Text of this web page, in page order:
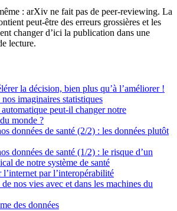
: arXiv ne fait pas de peer-reviewing. La
peut-être des erreurs grossières et les
changer d’ici la publication dans une
lecture.
la décision, bien plus qu’à l’améliorer !
imaginaires statistiques
automatique peut-il changer notre
monde ?
données de santé (2/2) : les données plutôt
données de santé (1/2) : le risque d’un
de notre système de santé
par l’interopérabilité
nos vies avec et dans les machines du
des données